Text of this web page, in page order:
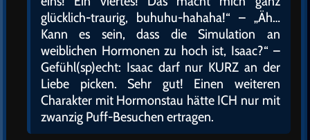
glücklich-traurig, buhuhu-hahaha!“ – „Äh…
Kann es sein, dass die Simulation an
weiblichen Hormonen zu hoch ist, Isaac?“ –
Gefühl(sp)echt: Isaac darf nur KURZ an der
Liebe picken. Sehr gut! Einen weiteren
Charakter mit Hormonstau hätte ICH nur mit
zwanzig Puff-Besuchen ertragen.